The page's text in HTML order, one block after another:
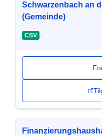
Schwarzenbach an
(Gemeinde)
CSV -